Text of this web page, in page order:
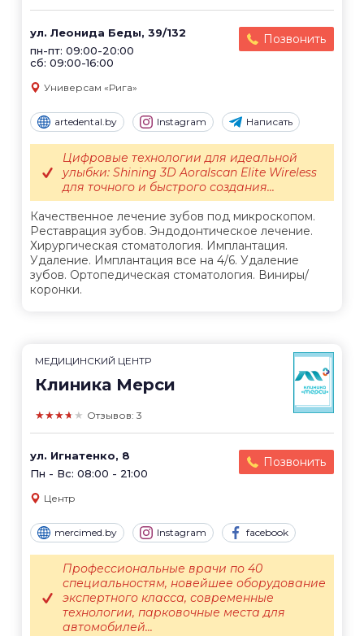
ул. Леонида Беды, 39/132
пн-пт: 09:00-20:00
сб: 09:00-16:00
Позвонить
Универсам «Рига»
artedental.by Instagram Написать
Качественное лечение зубов под микроскопом.
Реставрация зубов. Эндодонтическое лечение.
Хирургическая стоматология. Имплантация.
Удаление. Имплантация все на 4/6. Удаление
зубов. Ортопедическая стоматология. Виниры/
коронки.
Цифровые технологии для идеальной
улыбки: Shining 3D Aoralscan Elite Wireless
для точного и быстрого создания...
МЕДИЦИНСКИЙ ЦЕНТР
Клиника Мерси
★★★★★ Отзывов: 3
ул. Игнатенко, 8
Пн - Вс: 08:00 - 21:00
Позвонить
Центр
mercimed.by Instagram facebook
Профессиональные врачи по 40
специальностям, новейшее оборудование
экспертного класса, современные
технологии, парковочные места для
автомобилей...